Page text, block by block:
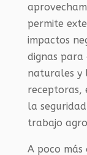
permite
impactos
dignas
naturales y
receptoras,
la
trabajo
A poco más